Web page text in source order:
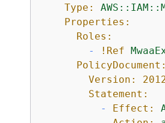
Type:
Properties:
Roles:
-
!Ref
PolicyDocument:
Version:
Statement:
-
Effect: